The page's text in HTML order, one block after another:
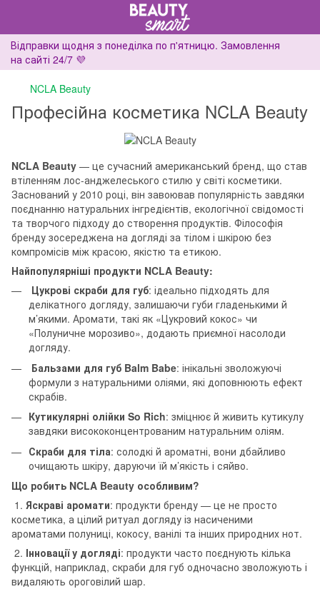
Відправки щодня з понеділка по п'ятницю. Замовлення
на сайті 24/7 💜
NCLA Beauty
Професійна косметика NCLA Beauty
NCLA Beauty — це сучасний американський бренд, що став
втіленням лос-анджелеського стилю у світі косметики.
Заснований у 2010 році, він завоював популярність завдяки
поєднанню натуральних інгредієнтів, екологічної свідомості
та творчого підходу до створення продуктів. Філософія
бренду зосереджена на догляді за тілом і шкірою без
компромісів між красою, якістю та етикою.
Найпопулярніші продукти NCLA Beauty:
Цукрові скраби для губ: ідеально підходять для
делікатного догляду, залишаючи губи гладенькими й
м’якими. Аромати, такі як «Цукровий кокос» чи
«Полуничне морозиво», додають приємної насолоди
догляду.
Бальзами для губ Balm Babe: інікальні зволожуючі
формули з натуральними оліями, які доповнюють ефект
скрабів.
Кутикулярні олійки So Rich: зміцнює й живить кутикулу
завдяки висококонцентрованим натуральним оліям.
Скраби для тіла: солодкі й ароматні, вони дбайливо
очищають шкіру, даруючи їй м’якість і сяйво.
Що робить NCLA Beauty особливим?
1. Яскраві аромати: продукти бренду — це не просто
косметика, а цілий ритуал догляду із насиченими
ароматами полуниці, кокосу, ванілі та інших природних нот.
2. Інновації у догляді: продукти часто поєднують кілька
функцій, наприклад, скраби для губ одночасно зволожують і
видаляють ороговілий шар.